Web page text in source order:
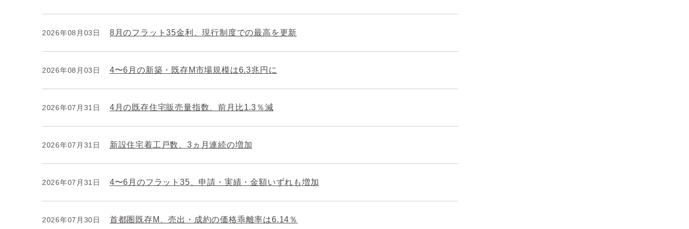
2026年08月03日 8月のフラット35金利、現行制度での最高を更新
2026年08月03日 4〜6月の新築・既存M市場規模は6.3兆円に
2026年07月31日 4月の既存住宅販売量指数、前月比1.3％減
2026年07月31日 新設住宅着工戸数、3ヵ月連続の増加
2026年07月31日 4〜6月のフラット35、申請・実績・金額いずれも増加
2026年07月30日 首都圏既存M、売出・成約の価格乖離率は6.14％